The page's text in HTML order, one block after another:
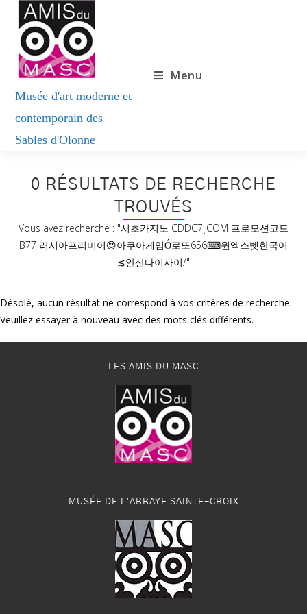
Menu
0 RÉSULTATS DE RECHERCHE
TROUVÉS
Vous avez recherché : "서초카지노 CDDC7ͺCOM 프로모션코드
B77 러시아프리미어😍아쿠아게임Ṓ로또656⌨원엑스벳한국어
≲안산다이사이/"
Désolé, aucun résultat ne correspond à vos critères de recherche.
Veuillez essayer à nouveau avec des mots clés différents.
LES AMIS DU MASC
MUSÉE DE L’ABBAYE SAINTE-CROIX